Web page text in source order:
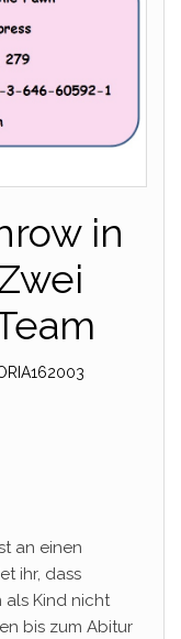
in
an einen
ihr, dass
als Kind nicht
bis zum Abitur